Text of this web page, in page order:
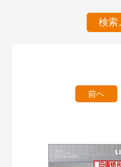
検索
絞
キーワード検索（あいま
前へ